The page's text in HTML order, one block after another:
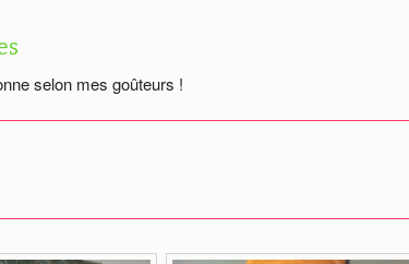
selon mes goûteurs !